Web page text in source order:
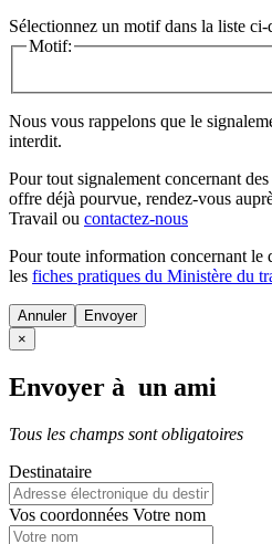
Sélectionnez un motif dans la liste ci-
Motif:
Nous vous rappelons que le
interdit.
Pour tout signalement concernant des
offre déjà pourvue, rendez-vous
Travail ou contactez-nous
Pour toute information concernant le
les fiches pratiques du Ministère du
Annuler
×
Envoyer à un ami
Tous les champs sont obligatoires
Destinataire
Vos coordonnées Votre nom